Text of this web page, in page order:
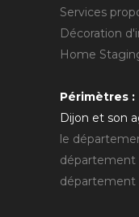
Services
Décoration
Home
Périmètres :
Dijon et son
le
département
département